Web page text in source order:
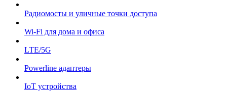
Радиомосты и уличные точки доступа
Wi-Fi для дома и офиса
LTE/5G
Powerline адаптеры
IoT устройства